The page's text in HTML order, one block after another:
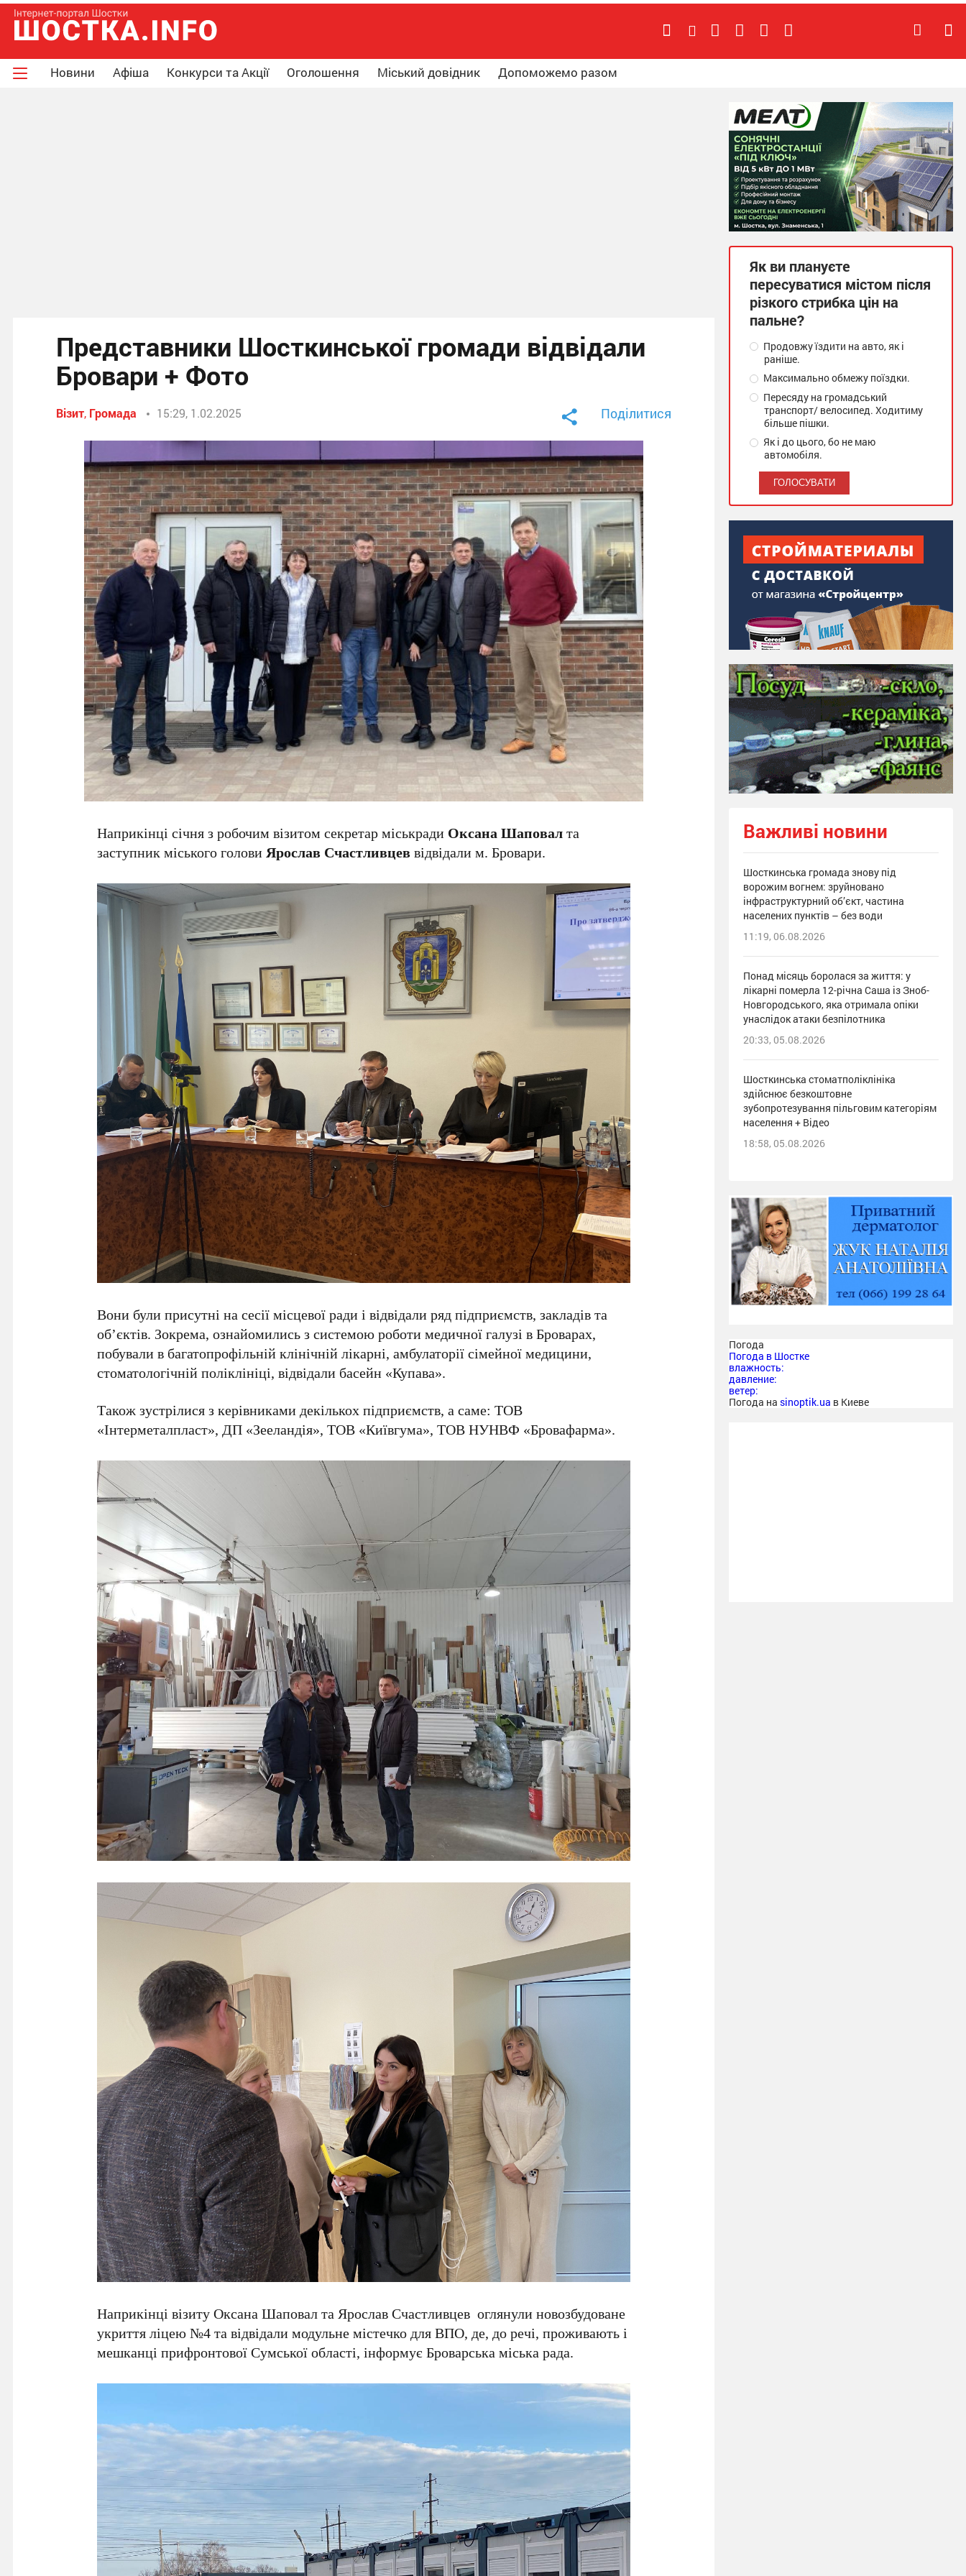
Новини Афіша Конкурси та Акції Оголошення Міський довідник Допоможемо разом
Представники Шосткинської громади відвідали
Бровари + Фото
Візит, Громада 15:29, 1.02.2025 Поділитися
Наприкінці січня з робочим візитом секретар міськради Оксана Шаповалта
заступник міського головиЯрослав Счастливцеввідвідали м. Бровари.
Вони були присутні на сесії місцевої ради і відвідали ряд підприємств, закладів та
об’єктів. Зокрема, ознайомились з системою роботи медичної галузі в Броварах,
побували в багатопрофільній клінічній лікарні, амбулаторії сімейної медицини,
стоматологічній поліклініці, відвідали басейн «Купава».
Також зустрілися з керівниками декількох підприємств, а саме: ТОВ
«Інтерметалпласт», ДП «Зееландія», ТОВ «Київгума», ТОВ НУНВФ «Бровафарма».
Наприкінці візиту Оксана Шаповал та Ярослав Счастливцев оглянули новозбудоване
укриття ліцею №4 та відвідали модульне містечко для ВПО, де, до речі, проживають і
мешканці прифронтової Сумської області, інформує Броварська міська рада.
Як ви плануєте
пересуватися містом після
різкого стрибка цін на
пальне?
Продовжу їздити на авто, як і
раніше.
Максимально обмежу поїздки.
Пересяду на громадський
транспорт/ велосипед. Ходитиму
більше пішки.
Як і до цього, бо не маю
автомобіля.
Важливі новини
Шосткинська громада знову під
ворожим вогнем: зруйновано
інфраструктурний об’єкт, частина
населених пунктів – без води
11:19, 06.08.2026
Понад місяць боролася за життя: у
лікарні померла 12-річна Саша із Зноб-
Новгородського, яка отримала опіки
унаслідок атаки безпілотника
20:33, 05.08.2026
Шосткинська стоматполіклініка
здійснює безкоштовне
зубопротезування пільговим категоріям
населення + Відео
18:58, 05.08.2026
Погода
Погода в Шостке
влажность:
давление:
ветер:
Погода на sinoptik.ua в Киеве